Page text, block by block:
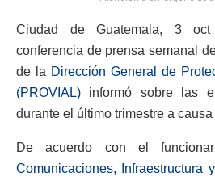
Ciudad de Guatemala, 3
conferencia de prensa semanal
de la Dirección General de
(PROVIAL) informó sobre las
durante el último trimestre a
De acuerdo con el
Comunicaciones, Infraestructura